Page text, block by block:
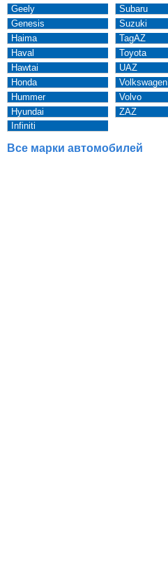
Geely
Genesis
Haima
Haval
Hawtai
Honda
Hummer
Hyundai
Infiniti
Subaru
Suzuki
TagAZ
Toyota
UAZ
Volkswagen
Volvo
ZAZ
Все марки автомобилей